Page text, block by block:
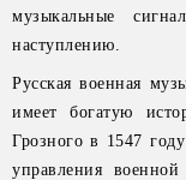
музыкальные
наступлению.
Русская военная
имеет богатую
Грозного в 1547
управления